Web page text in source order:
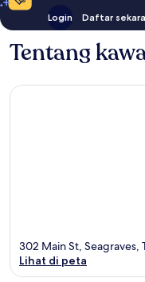
Login Daftar
Tentang
302 Main St, Seagraves,
Lihat di peta